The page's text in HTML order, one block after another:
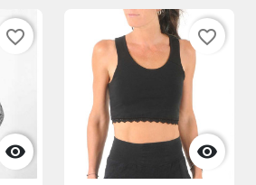

favorite_border

favorite_border